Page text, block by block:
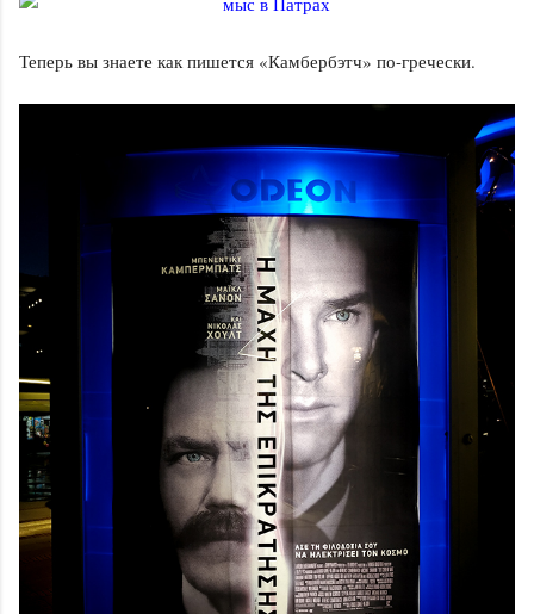
Теперь вы знаете как пишется «Камбербэтч» по-гречески.